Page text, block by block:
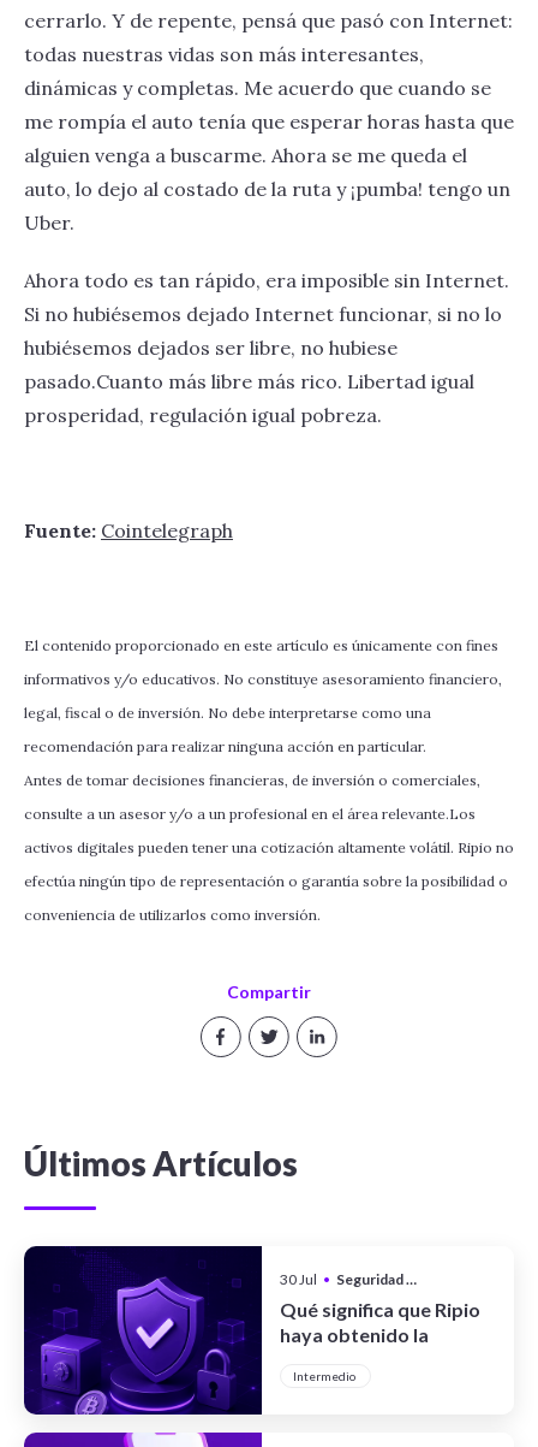
Compartir
cerrarlo. Y de repente, pensá que pasó con Internet:
todas nuestras vidas son más interesantes,
dinámicas y completas. Me acuerdo que cuando se
me rompía el auto tenía que esperar horas hasta que
alguien venga a buscarme. Ahora se me queda el
auto, lo dejo al costado de la ruta y ¡pumba! tengo un
Uber.
Ahora todo es tan rápido, era imposible sin Internet.
Si no hubiésemos dejado Internet funcionar, si no lo
hubiésemos dejados ser libre, no hubiese
pasado.Cuanto más libre más rico. Libertad igual
prosperidad, regulación igual pobreza.
Fuente: Cointelegraph
El contenido proporcionado en este artículo es únicamente con fines
informativos y/o educativos. No constituye asesoramiento financiero,
legal, fiscal o de inversión. No debe interpretarse como una
recomendación para realizar ninguna acción en particular.
Antes de tomar decisiones financieras, de inversión o comerciales,
consulte a un asesor y/o a un profesional en el área relevante.Los
activos digitales pueden tener una cotización altamente volátil. Ripio no
efectúa ningún tipo de representación o garantía sobre la posibilidad o
conveniencia de utilizarlos como inversión.
Últimos Artículos
30 Jul • Seguridad y Privacidad
Qué significa que Ripio
haya obtenido la
III Full System
Intermedio